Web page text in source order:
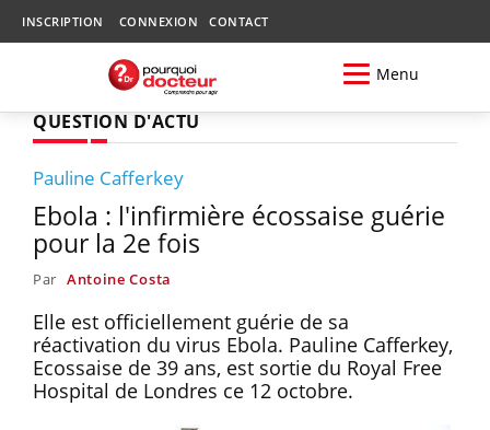
INSCRIPTION CONNEXION CONTACT
Menu
QUESTION D'ACTU
Pauline Cafferkey
Ebola : l'infirmière écossaise guérie
pour la 2e fois
Par Antoine Costa
Elle est officiellement guérie de sa
réactivation du virus Ebola. Pauline Cafferkey,
Ecossaise de 39 ans, est sortie du Royal Free
Hospital de Londres ce 12 octobre.